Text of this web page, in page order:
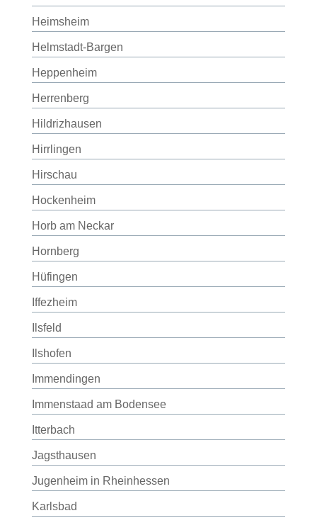
Heimsheim
Helmstadt-Bargen
Heppenheim
Herrenberg
Hildrizhausen
Hirrlingen
Hirschau
Hockenheim
Horb am Neckar
Hornberg
Hüfingen
Iffezheim
Ilsfeld
Ilshofen
Immendingen
Immenstaad am Bodensee
Itterbach
Jagsthausen
Jugenheim in Rheinhessen
Karlsbad